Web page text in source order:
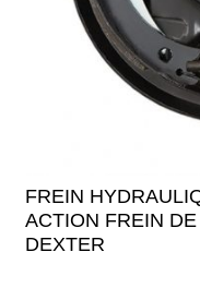
FREIN
ACTION FREIN
DEXTER